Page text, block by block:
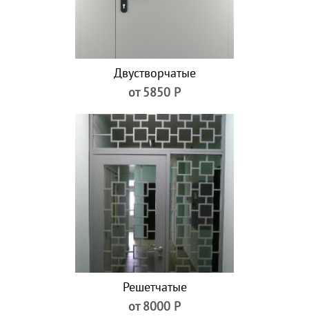
Двустворчатые
от 5850 Р
Решетчатые
от 8000 Р